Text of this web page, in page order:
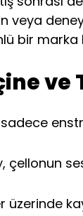
veya
bir
sadece
çellonun
üzerinde